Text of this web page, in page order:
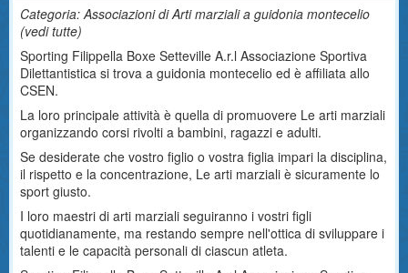
Categoria: Associazioni di Arti marziali a guidonia montecelio
(vedi tutte)
Sporting Filippella Boxe Setteville A.r.l Associazione Sportiva
Dilettantistica si trova a guidonia montecelio ed è affiliata allo
CSEN.
La loro principale attività è quella di promuovere Le arti marziali
organizzando corsi rivolti a bambini, ragazzi e adulti.
Se desiderate che vostro figlio o vostra figlia impari la disciplina,
il rispetto e la concentrazione, Le arti marziali è sicuramente lo
sport giusto.
I loro maestri di arti marziali seguiranno i vostri figli
quotidianamente, ma restando sempre nell'ottica di sviluppare i
talenti e le capacità personali di ciascun atleta.